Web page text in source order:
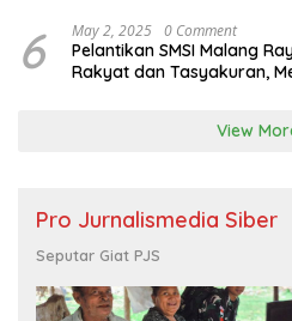
6 May 2, 2025 0 Comment
Pelantikan SMSI Malang
Rakyat dan Tasyakuran,
View
Pro Jurnalismedia Siber
Seputar Giat PJS